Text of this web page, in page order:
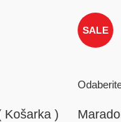
Košarka )
SALE